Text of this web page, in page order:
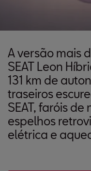
A versão mais
SEAT Leon
131 km de
traseiros
SEAT, faróis
espelhos
elétrica e